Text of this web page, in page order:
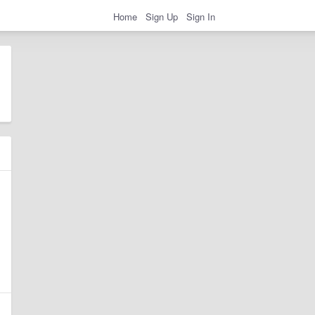
Home Sign Up Sign In